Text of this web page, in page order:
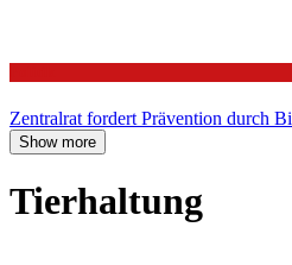
Zentralrat fordert Prävention durch
Show more
Tierhaltung